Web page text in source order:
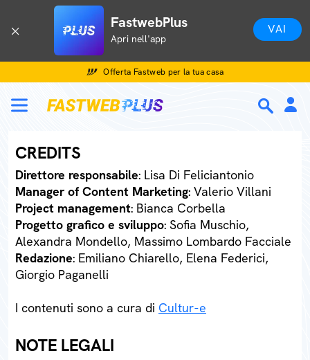
FastwebPlus
Apri nell'app
VAI
Offerta Fastweb per la tua casa
CREDITS
Direttore responsabile: Lisa Di Feliciantonio
Manager of Content Marketing: Valerio Villani
Project management: Bianca Corbella
Progetto grafico e sviluppo: Sofia Muschio,
Alexandra Mondello, Massimo Lombardo Facciale
Redazione: Emiliano Chiarello, Elena Federici,
Giorgio Paganelli
I contenuti sono a cura di Cultur-e
NOTE LEGALI